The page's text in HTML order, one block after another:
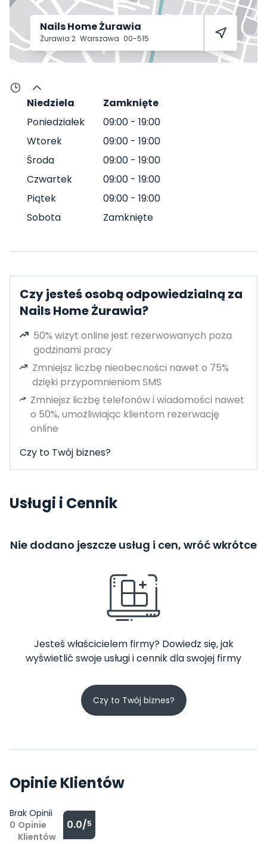
Nails Home Żurawia
Żurawia 2 Warszawa 00-515
Niedziela
Zamknięte
Poniedziałek
09:00 - 19:00
Wtorek
09:00 - 19:00
Środa
09:00 - 19:00
Czwartek
09:00 - 19:00
Piątek
09:00 - 19:00
Sobota
Zamknięte
Czy jesteś osobą odpowiedzialną za
Nails Home Żurawia?
50% wizyt online jest rezerwowanych poza
godzinami pracy
Zmniejsz liczbę nieobecności nawet o 75%
dzięki przypomnieniom SMS
Zmniejsz liczbę telefonów i wiadomości nawet
o 50%, umożliwiając klientom rezerwację
online
Czy to Twój biznes?
Usługi i Cennik
Nie dodano jeszcze usług i cen, wróć wkrótce
Jesteś właścicielem firmy? Dowiedz się, jak
wyświetlić swoje usługi i cennik dla swojej firmy
Czy to Twój biznes?
Opinie Klientów
Brak Opinii
0 Opinie
Klientów
0.0/5